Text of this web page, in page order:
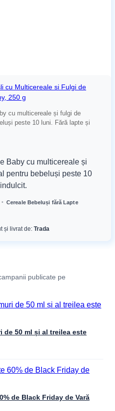
cu Multicereale si Fulgi de
250 g
cu multicereale și fulgi de
peste 10 luni. Fără lapte și
lei.
Baby cu multicereale și
pentru bebeluși peste 10
• Cereale Bebeluși fără Lapte
și livrat de: Trada
publicate pe
de 50 ml și al treilea este
de Black Friday de Vară